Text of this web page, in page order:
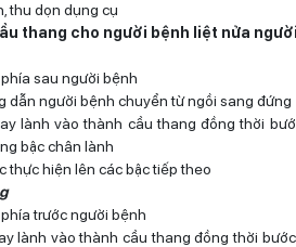
thu dọn dụng cụ
thang cho người bệnh liệt nửa người
sau người bệnh
dẫn người bệnh chuyển từ ngồi sang đứng
lành vào thành cầu thang đồng thời
bậc chân lành
thực hiện lên các bậc tiếp theo
trước người bệnh
lành vào thành cầu thang đồng thời